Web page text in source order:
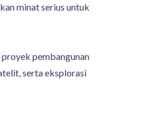
minat serius untuk
pembangunan
serta eksplorasi